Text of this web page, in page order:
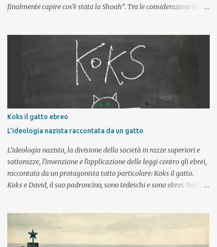
finalmente capire cos’è stata la Shoah”. Tra le considerazioni che i
complesso concentrazionario di Auschwitz-Birkenau – questa è
una delle affermazioni più frequenti. Questo tipo di riflessione
impone allora un primo, importante, interrogativo: partecipare a
un viaggio della memoria, visitare uno dei luoghi in cui la Shoah è
stata perpetrata è effettivamente fondamentale per
comprenderla? E se il viaggio riveste una parte così importante nel
tentativo di conoscenza, quali elementi deve contenere per
assolvere al meglio il suo compito? Ma se invece i viaggi della
memoria non sono una componente essenziale di conoscenza, a
cosa si deve ...
Koks il gatto ebreo
L'ideologia nazista raccontata da un gatto
L’ideologia nazista, la divisione della società in razze superiori e
sottorazze, l'invenzione e l'applicazione delle leggi contro gli ebrei,
raccontata da un protagonista tutto particolare: Koks il gatto.
Koks e David, il suo padroncino, sono tedeschi e sono ebrei. Nella
giorno e portano le famiglie che se lo possono permettere a
emigrare, lasciando la Germania, la propria casa, la propria
patria. Adatto alla V classe della scuola primaria Un incontro da